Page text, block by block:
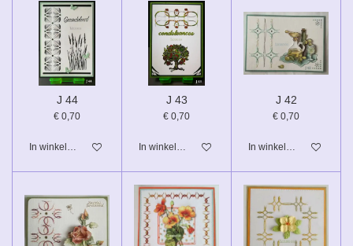
J 44
€ 0,70
In winkelwagen
J 43
€ 0,70
In winkelwagen
J 42
€ 0,70
In winkelwagen